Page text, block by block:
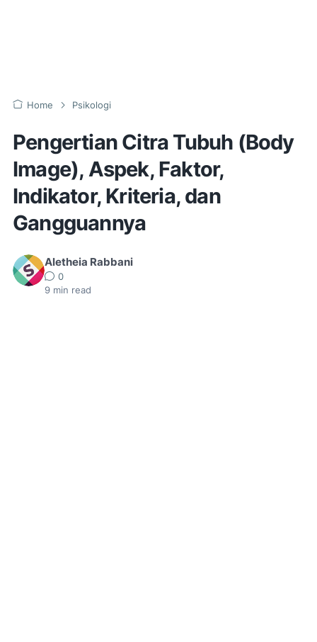
Home Psikologi
Pengertian Citra Tubuh (Body
Image), Aspek, Faktor,
Indikator, Kriteria, dan
Gangguannya
Aletheia Rabbani
0
9 min read